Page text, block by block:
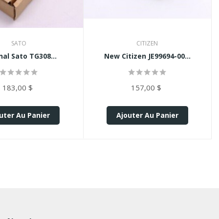
SATO
Sato TG308...
183,00 $
Au Panier
CITIZEN
New Citizen JE99694-00...
157,00 $
Ajouter Au Panier